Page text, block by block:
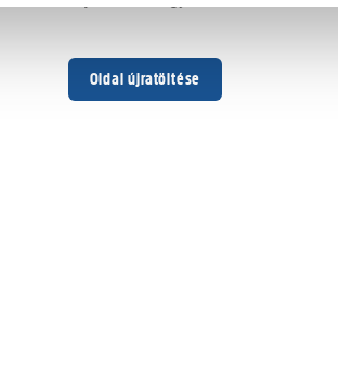
Oldal újratöltése